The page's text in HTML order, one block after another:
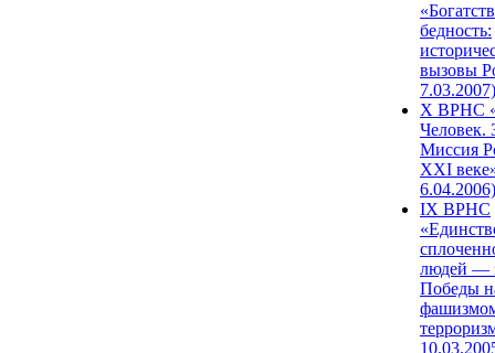
бедность:
вызовы
7.03.2007)
X ВРНС
Человек.
Миссия
XXI
6.04.2006)
IX ВРНС
людей —
Победы